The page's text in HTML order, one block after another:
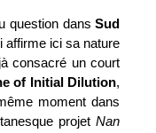
question dansSud
affirme ici sa nature
consacré un court
of Initial Dilution,
moment dans
projetNan